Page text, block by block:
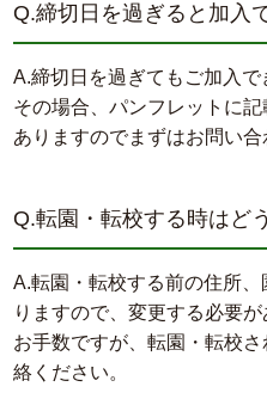
Q.締切日を過ぎると加入
A.締切日を過ぎてもご加入で
その場合、パンフレットに
ありますのでまずはお問い合
Q.転園・転校する時はど
A.転園・転校する前の住所
りますので、変更する必要が
お手数ですが、転園・転校
絡ください。